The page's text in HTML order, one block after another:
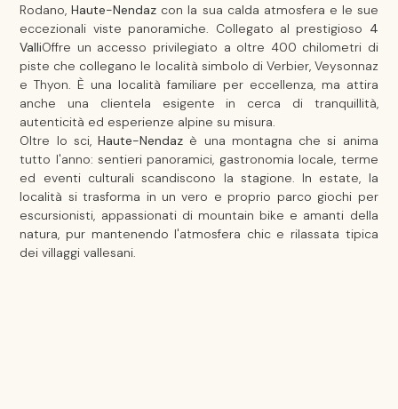
Rodano,Haute-Nendaz con la sua calda atmosfera e le sue
eccezionali viste panoramiche. Collegato al prestigioso 4
ValliOffre un accesso privilegiato a oltre 400 chilometri di
piste che collegano le località simbolo di Verbier, Veysonnaz
e Thyon. È una località familiare per eccellenza, ma attira
anche una clientela esigente in cerca di tranquillità,
autenticità ed esperienze alpine su misura.
Oltre lo sci,Haute-Nendaz è una montagna che si anima
tutto l'anno: sentieri panoramici, gastronomia locale, terme
ed eventi culturali scandiscono la stagione. In estate, la
località si trasforma in un vero e proprio parco giochi per
escursionisti, appassionati di mountain bike e amanti della
natura, pur mantenendo l'atmosfera chic e rilassata tipica
dei villaggi vallesani.